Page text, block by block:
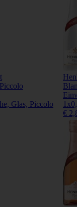
Glas, Piccolo
€